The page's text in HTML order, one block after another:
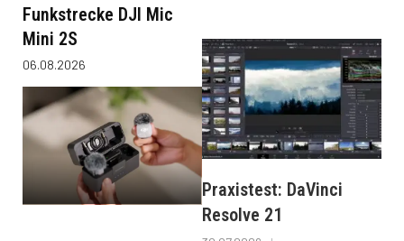
Funkstrecke DJI Mic
Mini 2S
06.08.2026
Praxistest: DaVinci
Resolve 21